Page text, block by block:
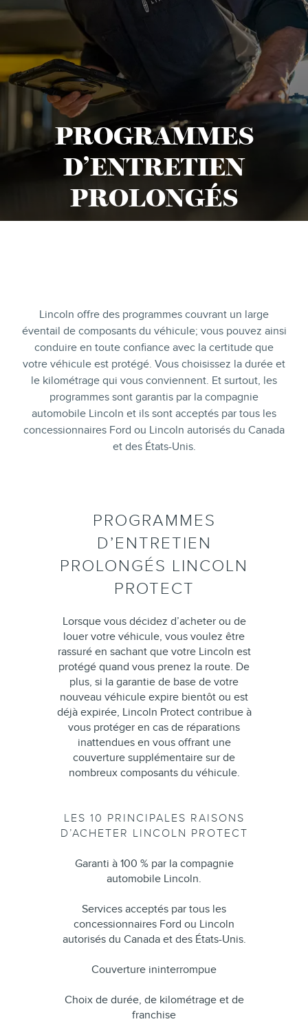
PROGRAMMES
D’ENTRETIEN
PROLONGÉS
Lincoln offre des programmes couvrant un large
éventail de composants du véhicule; vous pouvez ainsi
conduire en toute confiance avec la certitude que
votre véhicule est protégé. Vous choisissez la durée et
le kilométrage qui vous conviennent. Et surtout, les
programmes sont garantis par la compagnie
automobile Lincoln et ils sont acceptés par tous les
concessionnaires Ford ou Lincoln autorisés du Canada
et des États-Unis.
PROGRAMMES
D’ENTRETIEN
PROLONGÉS LINCOLN
PROTECT
Lorsque vous décidez d’acheter ou de
louer votre véhicule, vous voulez être
rassuré en sachant que votre Lincoln est
protégé quand vous prenez la route. De
plus, si la garantie de base de votre
nouveau véhicule expire bientôt ou est
déjà expirée, Lincoln Protect contribue à
vous protéger en cas de réparations
inattendues en vous offrant une
couverture supplémentaire sur de
nombreux composants du véhicule.
LES 10 PRINCIPALES RAISONS
D’ACHETER LINCOLN PROTECT
Garanti à 100 % par la compagnie
automobile Lincoln.
Services acceptés par tous les
concessionnaires Ford ou Lincoln
autorisés du Canada et des États-Unis.
Couverture ininterrompue
Choix de durée, de kilométrage et de
franchise